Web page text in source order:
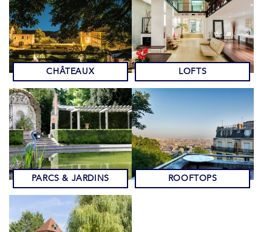
CHÂTEAUX LOFTS
PARCS & JARDINS ROOFTOPS